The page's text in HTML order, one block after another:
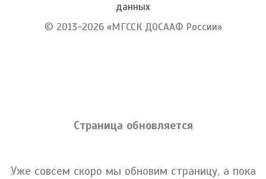
данных
© 2013-2026 «МГССК ДОСААФ России»
Страница обновляется
Уже совсем скоро мы обновим страницу, а пока